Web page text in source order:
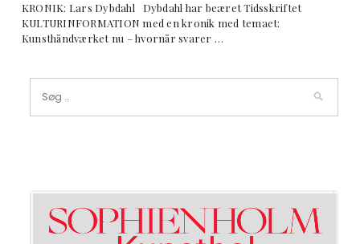
KRONIK: Lars Dybdahl Dybdahl har beæret Tidsskriftet
KULTURINFORMATION med en kronik med temaet:
Kunsthåndværket nu – hvornår svarer …